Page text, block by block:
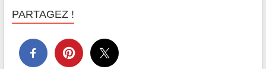
PARTAGEZ !